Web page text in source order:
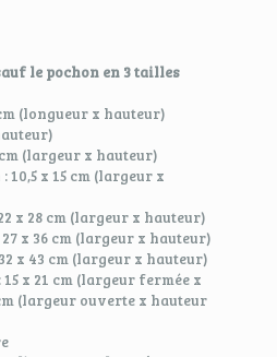
le pochon en 3 tailles
(longueur x hauteur)
(largeur x hauteur)
10,5 x 15 cm (largeur x
x 28 cm (largeur x hauteur)
x 36 cm (largeur x hauteur)
x 43 cm (largeur x hauteur)
x 21 cm (largeur fermée x
(largeur ouverte x hauteur